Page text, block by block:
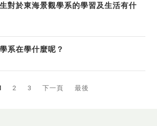
對於東海景觀學系的學習及生活有什
系在學什麼呢？
2 3 下一頁 最後